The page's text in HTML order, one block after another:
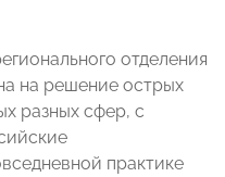
отделения
на решение острых
разных сфер, с
практике